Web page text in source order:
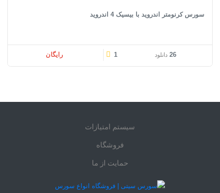
سورس کرنومتر اندروید با بیسیک 4 اندروید
26 دانلود 1 رایگان
سیستم امتیازات
فروشگاه
حمایت از ما